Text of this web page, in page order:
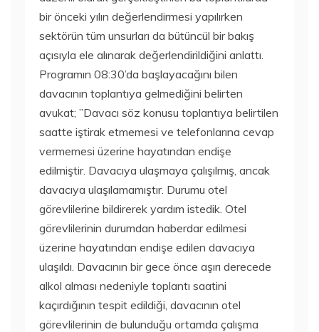
bir önceki yılın değerlendirmesi yapılırken
sektörün tüm unsurları da bütüncül bir bakış
açısıyla ele alınarak değerlendirildiğini anlattı.
Programın 08:30’da başlayacağını bilen
davacının toplantıya gelmediğini belirten
avukat; ”Davacı söz konusu toplantıya belirtilen
saatte iştirak etmemesi ve telefonlarına cevap
vermemesi üzerine hayatından endişe
edilmiştir. Davacıya ulaşmaya çalışılmış, ancak
davacıya ulaşılamamıştır. Durumu otel
görevlilerine bildirerek yardım istedik. Otel
görevlilerinin durumdan haberdar edilmesi
üzerine hayatından endişe edilen davacıya
ulaşıldı. Davacının bir gece önce aşırı derecede
alkol alması nedeniyle toplantı saatini
kaçırdığının tespit edildiği, davacının otel
görevlilerinin de bulunduğu ortamda çalışma